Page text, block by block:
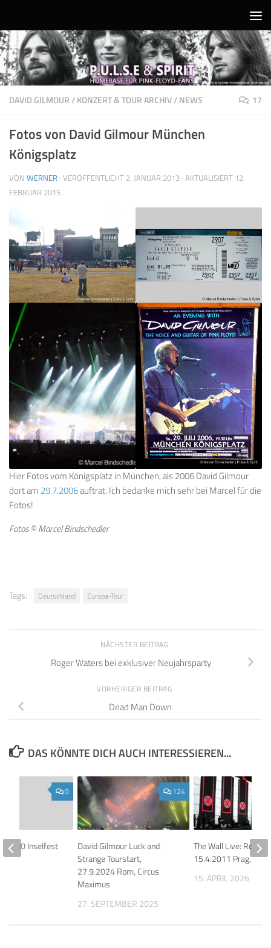
DAVID GILMOUR/KONZERT & TOUR ARCHIV/NEWS 17
Fotos von David Gilmour München
Königsplatz
VON WERNER · VERÖFFENTLICHT 2. JANUAR 2013 · AKTUALISIERT 12.
FEBRUAR 2015
Hier Fotos vom Königsplatz in München, als 2006 David Gilmour
dort am 29.7.2006auftrat. Ich bedanke mich sehr bei Marcel für die
Fotos!
Fotos © Marcel Bindschedler
Tags: Deutschland Europa-Tour
NÄCHSTER BEITRAG
Roger Waters bei exklusiver Neujahrsparty
VORHERIGER BEITRAG
Dead Man Down
DAS KÖNNTE DICH AUCH INTERESSIEREN...
124
David Gilmour Luck and
Strange Tourstart,
27.9.2024 Rom, Circus
Maximus
27. SEPTEMBER 2025
The Wall Live: Roger
15.4.2011 Prag, O2
15. APRIL 2026
0
Inselfest